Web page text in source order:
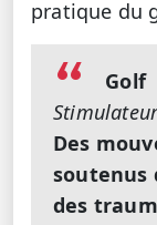
pratique du
Golf
Des
soutenus
des